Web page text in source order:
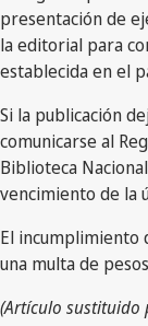
presentación de
la editorial para
establecida en el
Si la publicación
comunicarse al
Biblioteca
vencimiento de la
El incumplimiento
una multa de
(Artículo sustituido